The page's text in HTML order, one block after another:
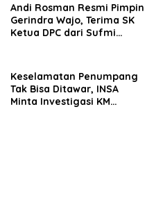
Andi Rosman Resmi Pimpin
Gerindra Wajo, Terima SK
Ketua DPC dari Sufmi
Keselamatan Penumpang
Tak Bisa Ditawar, INSA
Minta Investigasi KM